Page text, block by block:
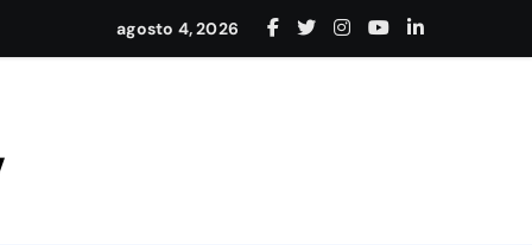
en Nayarit
conexión internacional
agosto 4, 2026